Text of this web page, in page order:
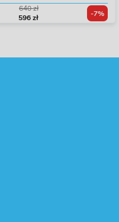
640 zł
596 zł
-7%